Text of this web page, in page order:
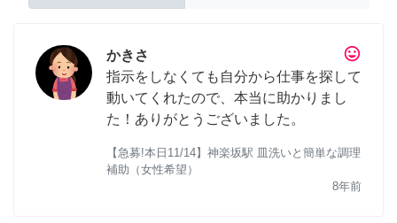
tag_faces
かきさ
指示をしなくても自分から仕事を探して
動いてくれたので、本当に助かりまし
た！ありがとうございました。
【急募!本日11/14】神楽坂駅 皿洗いと簡単な調理
補助（女性希望）
8年前